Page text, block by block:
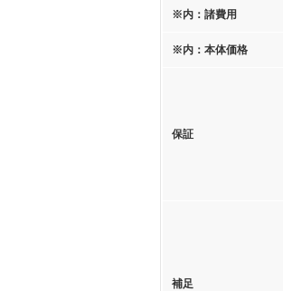
※内：諸費用
※内：本体価格
保証
補足